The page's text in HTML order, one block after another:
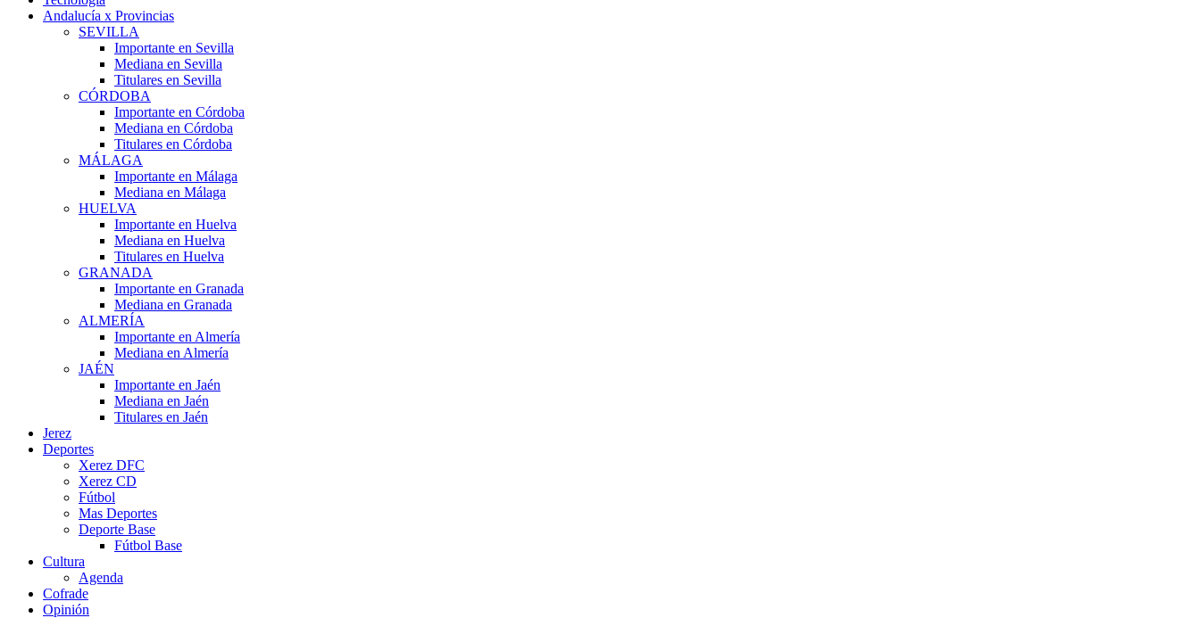
Andalucía x Provincias
SEVILLA
Importante en Sevilla
Mediana en Sevilla
Titulares en Sevilla
CÓRDOBA
Importante en Córdoba
Mediana en Córdoba
Titulares en Córdoba
MÁLAGA
Importante en Málaga
Mediana en Málaga
HUELVA
Importante en Huelva
Mediana en Huelva
Titulares en Huelva
GRANADA
Importante en Granada
Mediana en Granada
ALMERÍA
Importante en Almería
Mediana en Almería
JAÉN
Importante en Jaén
Mediana en Jaén
Titulares en Jaén
Jerez
Deportes
Xerez DFC
Xerez CD
Fútbol
Mas Deportes
Deporte Base
Fútbol Base
Cultura
Agenda
Cofrade
Opinión